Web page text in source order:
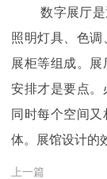
数字展厅是通
照明灯具、色
展柜等组成。
安排才是要点
同时每个空间
体。展馆设计的
上一篇